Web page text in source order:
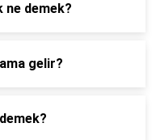
ne demek?
gelir?